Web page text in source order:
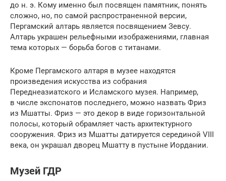
до н. э. Кому именно был посвящен памятник, понять
сложно, но, по самой распространенной версии,
Пергамский алтарь является посвящением Зевсу.
Алтарь украшен рельефными изображениями, главная
тема которых — борьба богов с титанами.
Кроме Пергамского алтаря в музее находятся
произведения искусства из собрания
Переднеазиатского и Исламского музея. Например,
в числе экспонатов последнего, можно назвать Фриз
из Мшатты. Фриз — это декор в виде горизонтальной
полосы, который обрамляет часть архитектурного
сооружения. Фриз из Мшатты датируется серединой VIII
века, он украшал дворец Мшатту в пустыне Иордании.
Музей ГДР